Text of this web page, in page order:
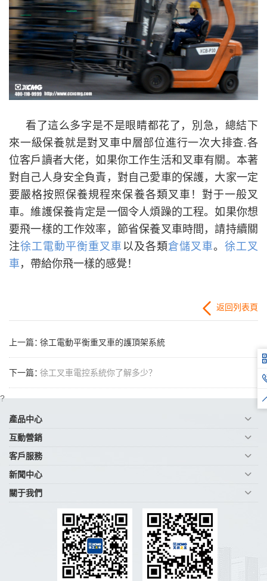
看了這么多字是不是眼睛都花了，別急，總結下
來一級保養就是對叉車中層部位進行一次大排查.各
位客戶讀者大佬，如果你工作生活和叉車有關。本著
對自己人身安全負責，對自己愛車的保護，大家一定
要嚴格按照保養規程來保養各類叉車！對于一般叉
車。維護保養肯定是一個令人煩躁的工程。如果你想
要飛一樣的工作效率，節省保養叉車時間，請持續關
注徐工電動平衡重叉車 以及各類倉儲叉車。 徐工叉
車 ，帶給你飛一樣的感覺！
上一篇：徐工電動平衡重叉車的護頂架系統
下一篇：徐工叉車電控系統你了解多少？
返回列表頁
?
產品中心
互動營銷
客戶服務
新聞中心
關于我們